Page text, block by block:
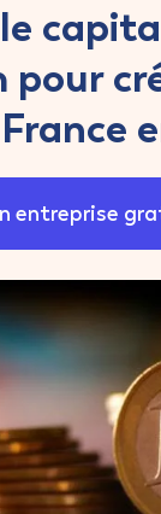
pour
entreprise